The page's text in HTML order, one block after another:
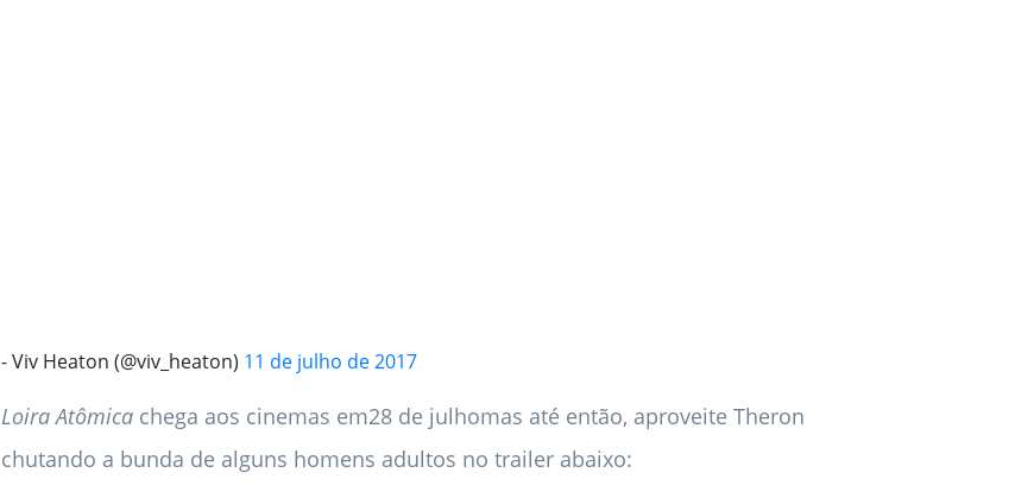
- Viv Heaton (@viv_heaton) 11 de julho de 2017
Loira Atômica chega aos cinemas em28 de julhomas até então, aproveite Theron
chutando a bunda de alguns homens adultos no trailer abaixo: